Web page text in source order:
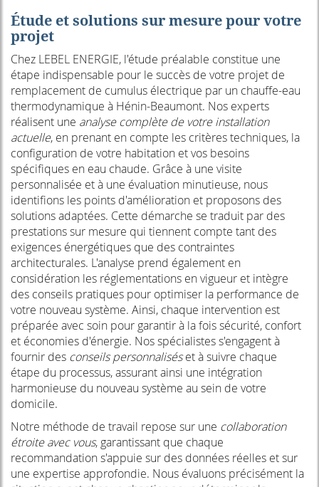
Étude et solutions sur mesure pour votre
projet
Chez LEBEL ENERGIE, l'étude préalable constitue une
étape indispensable pour le succès de votre projet de
remplacement de cumulus électrique par un chauffe-eau
thermodynamique à Hénin-Beaumont. Nos experts
réalisent une analyse complète de votre installation
actuelle, en prenant en compte les critères techniques, la
configuration de votre habitation et vos besoins
spécifiques en eau chaude. Grâce à une visite
personnalisée et à une évaluation minutieuse, nous
identifions les points d'amélioration et proposons des
solutions adaptées. Cette démarche se traduit par des
prestations sur mesure qui tiennent compte tant des
exigences énergétiques que des contraintes
architecturales. L'analyse prend également en
considération les réglementations en vigueur et intègre
des conseils pratiques pour optimiser la performance de
votre nouveau système. Ainsi, chaque intervention est
préparée avec soin pour garantir à la fois sécurité, confort
et économies d'énergie. Nos spécialistes s'engagent à
fournir des conseils personnaliséset à suivre chaque
étape du processus, assurant ainsi une intégration
harmonieuse du nouveau système au sein de votre
domicile.
Notre méthode de travail repose sur une collaboration
étroite avec vous, garantissant que chaque
recommandation s'appuie sur des données réelles et sur
une expertise approfondie. Nous évaluons précisément la